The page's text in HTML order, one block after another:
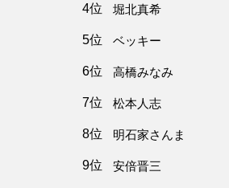
4位 堀北真希
5位 ベッキー
6位 高橋みなみ
7位 松本人志
8位 明石家さんま
9位 安倍晋三